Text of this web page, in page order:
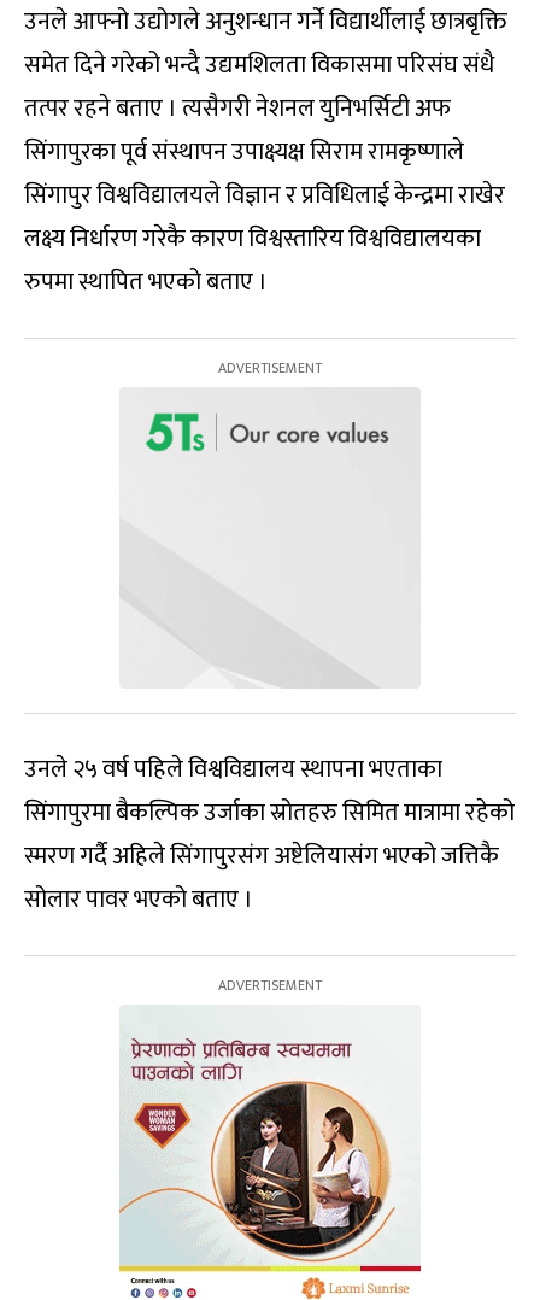
उनले आफ्नो उद्योगले अनुशन्धान गर्ने विद्यार्थीलाई छात्रबृक्ति
समेत दिने गरेको भन्दै उद्यमशिलता विकासमा परिसंघ संधै
तत्पर रहने बताए । त्यसैगरी नेशनल युनिभर्सिटी अफ
सिंगापुरका पूर्व संस्थापन उपाक्ष्यक्ष सिराम रामकृष्णाले
सिंगापुर विश्वविद्यालयले विज्ञान र प्रविधिलाई केन्द्रमा राखेर
लक्ष्य निर्धारण गरेकै कारण विश्वस्तारिय विश्वविद्यालयका
रुपमा स्थापित भएको बताए ।
उनले २५ वर्ष पहिले विश्वविद्यालय स्थापना भएताका
सिंगापुरमा बैकल्पिक उर्जाका स्रोतहरु सिमित मात्रामा रहेको
स्मरण गर्दै अहिले सिंगापुरसंग अष्टेलियासंग भएको जत्तिकै
सोलार पावर भएको बताए ।